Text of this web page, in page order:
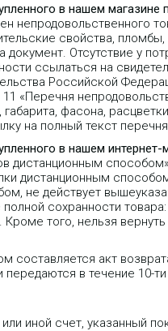
в нашем
непродовольственного
свойства,
Отсутствие у
ссылаться на
Российской
«Перечня
фасона,
на полный текст
в нашем
дистанционным
дистанционным
не действует
сохранности
того, нельзя
составляется акт
в течение 10-
иной счет, указанный